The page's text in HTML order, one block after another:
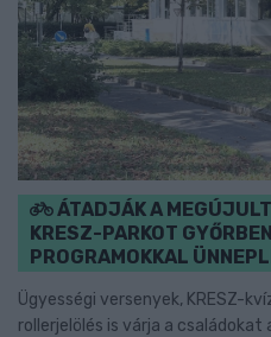
ÁTADJÁK A
KRESZ-PARKOT
PROGRAMOKKAL
Ügyességi versenyek, KRESZ-
rollerjelölés is várja a